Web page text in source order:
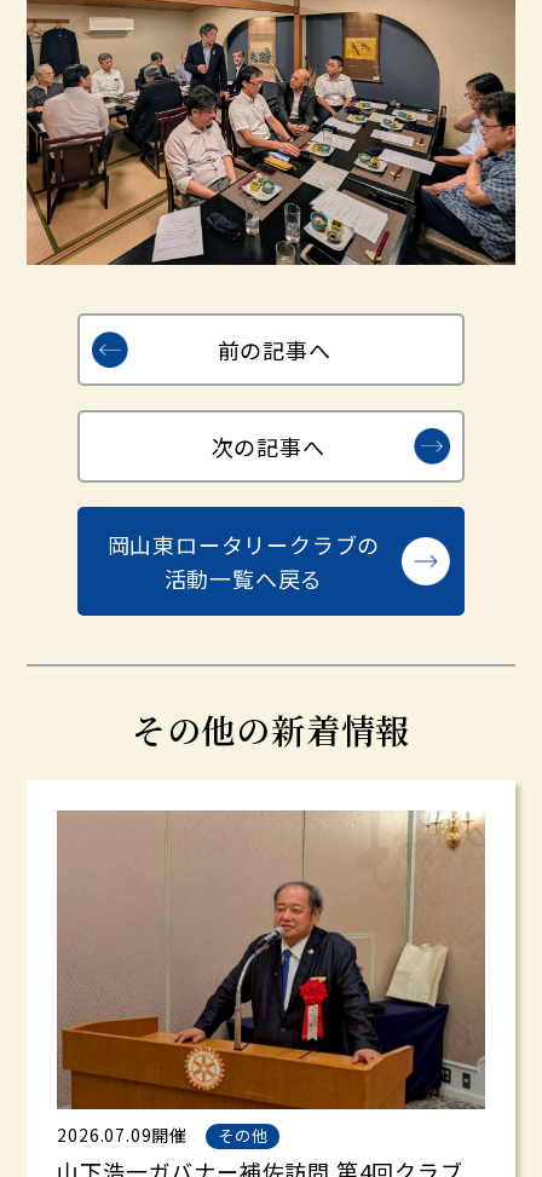
前の記事へ
岡山東ロータリークラブの
活動一覧へ戻る
次の記事へ
その他の新着情報
2026.07.09開催 その他